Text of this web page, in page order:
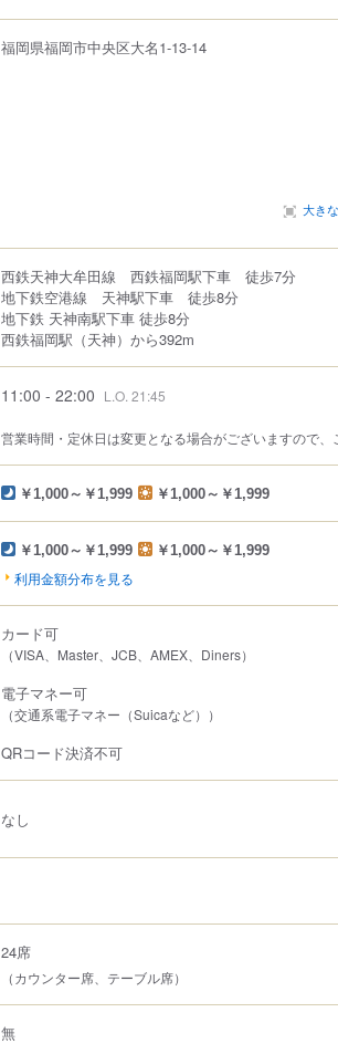
福岡県福岡市中央区大名1-13-14
大き
西鉄天神大牟田線 西鉄福岡駅下車 徒歩7分
地下鉄空港線 天神駅下車 徒歩8分
地下鉄 天神南駅下車 徒歩8分
西鉄福岡駅（天神）から392m
11:00 - 22:00 L.O. 21:45
営業時間・定休日は変更となる場合がございますので、
￥1,000～￥1,999 ￥1,000～￥1,999
￥1,000～￥1,999 ￥1,000～￥1,999
利用金額分布を見る
カード可
（VISA、Master、JCB、AMEX、Diners）
電子マネー可
（交通系電子マネー（Suicaなど））
QRコード決済不可
なし
24席
（カウンター席、テーブル席）
無